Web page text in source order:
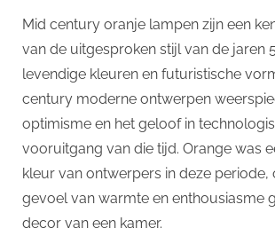
Mid century oranje lampen zijn een
van de uitgesproken stijl van de jaren
levendige kleuren en futuristische
century moderne ontwerpen
optimisme en het geloof in
vooruitgang van die tijd. Orange was
kleur van ontwerpers in deze periode,
gevoel van warmte en enthousiasme
decor van een kamer.